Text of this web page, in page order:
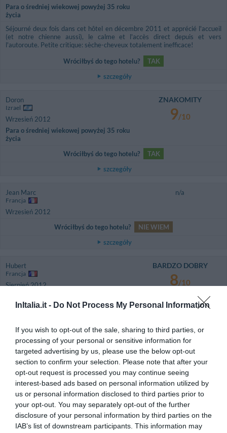
InItalia.it - Do Not Process My Personal Information
If you wish to opt-out of the sale, sharing to third parties, or
processing of your personal or sensitive information for
targeted advertising by us, please use the below opt-out
section to confirm your selection. Please note that after your
opt-out request is processed you may continue seeing
interest-based ads based on personal information utilized by
us or personal information disclosed to third parties prior to
your opt-out. You may separately opt-out of the further
disclosure of your personal information by third parties on the
IAB’s list of downstream participants. This information may
Para o średniej wiekowej powyżej 35 roku
życia
Séjourné deux fois dans cet hôtel en décembre 2011 et apprécié l'accueil
(et notre chienne aussi), le calme et l'accès direct depuis et vers
l'autoroute. Petite critique: sèche-cheveux totalement inefficace!
Wróciłbyś do tego hotelu?
TAK
szczegóły
Doron
Izrael
Wrzesień 2012
Para o średniej wiekowej powyżej 35 roku
życia
ZNAKOMITY
9/10
Wróciłbyś do tego hotelu?
TAK
szczegóły
Jean Marc
Francja
Wrzesień 2012
n/a
Wróciłbyś do tego hotelu?
NIE WIEM
szczegóły
Hubert
Francja
Sierpień 2012
BARDZO DOBRY
8/10
Wróciłbyś do tego hotelu?
szczegóły
Davide
Szwajcaria
Sierpień 2012
Para o średniej wiekowej poniżej 35 roku
DOBRY
7.4/10
Wróciłbyś do tego hotelu?
TAK
szczegóły